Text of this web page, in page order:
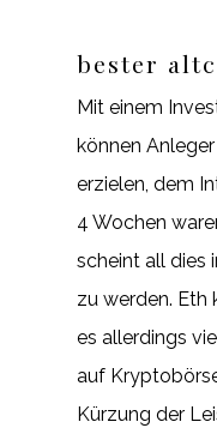
bester
Mit einem
können
erzielen, dem
4 Wochen
scheint all dies
zu werden. Eth
es allerdings
auf
Kürzung der